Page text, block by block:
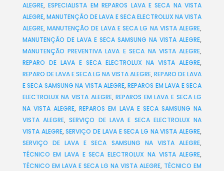
ALEGRE,ESPECIALISTA EM REPAROS LAVA E SECA NA VISTA
ALEGRE,MANUTENÇÃO DE LAVA E SECA ELECTROLUX NA VISTA
ALEGRE,MANUTENÇÃO DE LAVA E SECA LG NA VISTA ALEGRE,
MANUTENÇÃO DE LAVA E SECA SAMSUNG NA VISTA ALEGRE,
MANUTENÇÃO PREVENTIVA LAVA E SECA NA VISTA ALEGRE,
REPARO DE LAVA E SECA ELECTROLUX NA VISTA ALEGRE,
REPARO DE LAVA E SECA LG NA VISTA ALEGRE,REPARO DE LAVA
E SECA SAMSUNG NA VISTA ALEGRE,REPAROS EM LAVA E SECA
ELECTROLUX NA VISTA ALEGRE,REPAROS EM LAVA E SECA LG
NA VISTA ALEGRE,REPAROS EM LAVA E SECA SAMSUNG NA
VISTA ALEGRE,SERVIÇO DE LAVA E SECA ELECTROLUX NA
VISTA ALEGRE,SERVIÇO DE LAVA E SECA LG NA VISTA ALEGRE,
SERVIÇO DE LAVA E SECA SAMSUNG NA VISTA ALEGRE,
TÉCNICO EM LAVA E SECA ELECTROLUX NA VISTA ALEGRE,
TÉCNICO EM LAVA E SECA LG NA VISTA ALEGRE, TÉCNICO EM